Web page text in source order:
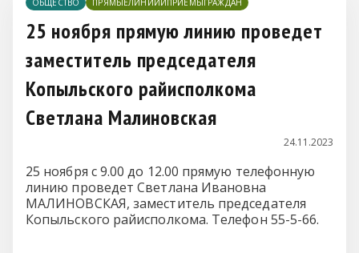
ОБЩЕСТВО ПРЯМЫЕЛИНИИИПРИЕМЫГРАЖДАН
25 ноября прямую линию проведет
заместитель председателя
Копыльского райисполкома
Светлана Малиновская
24.11.2023
25 ноября с 9.00 до 12.00 прямую телефонную
линию проведет Светлана Ивановна
МАЛИНОВСКАЯ, заместитель председателя
Копыльского райисполкома. Телефон 55-5-66.